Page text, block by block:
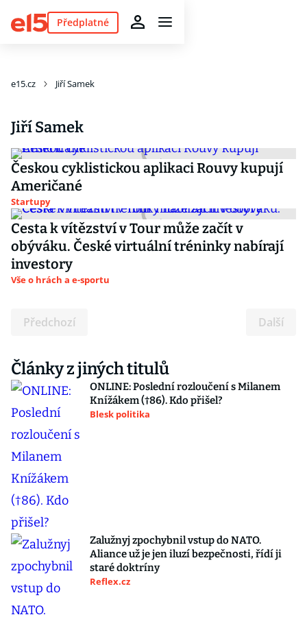
Předplatné
e15.cz Jiří Samek
Jiří Samek
Českou cyklistickou aplikaci Rouvy kupují
Američané
Startupy
Cesta k vítězství v Tour může začít v
obýváku. České virtuální tréninky nabírají
investory
Vše o hrách a e-sportu
Předchozí Další
Články z jiných titulů
ONLINE: Poslední rozloučení s Milanem
Knížákem (†86). Kdo přišel?
Blesk politika
Zalužnyj zpochybnil vstup do NATO.
Aliance už je jen iluzí bezpečnosti, řídí ji
staré doktríny
Reflex.cz